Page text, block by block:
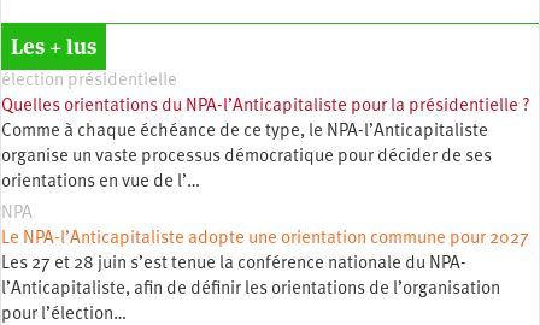
Les + lus
élection présidentielle
Quelles orientations du NPA-l’Anticapitaliste pour la présidentielle ?
Comme à chaque échéance de ce type, le NPA-l’Anticapitaliste
organise un vaste processus démocratique pour décider de ses
orientations en vue de l’…
NPA
Le NPA-l’Anticapitaliste adopte une orientation commune pour 2027
Les 27 et 28 juin s’est tenue la conférence nationale du NPA-
l’Anticapitaliste, afin de définir les orientations de l’organisation
pour l’élection…